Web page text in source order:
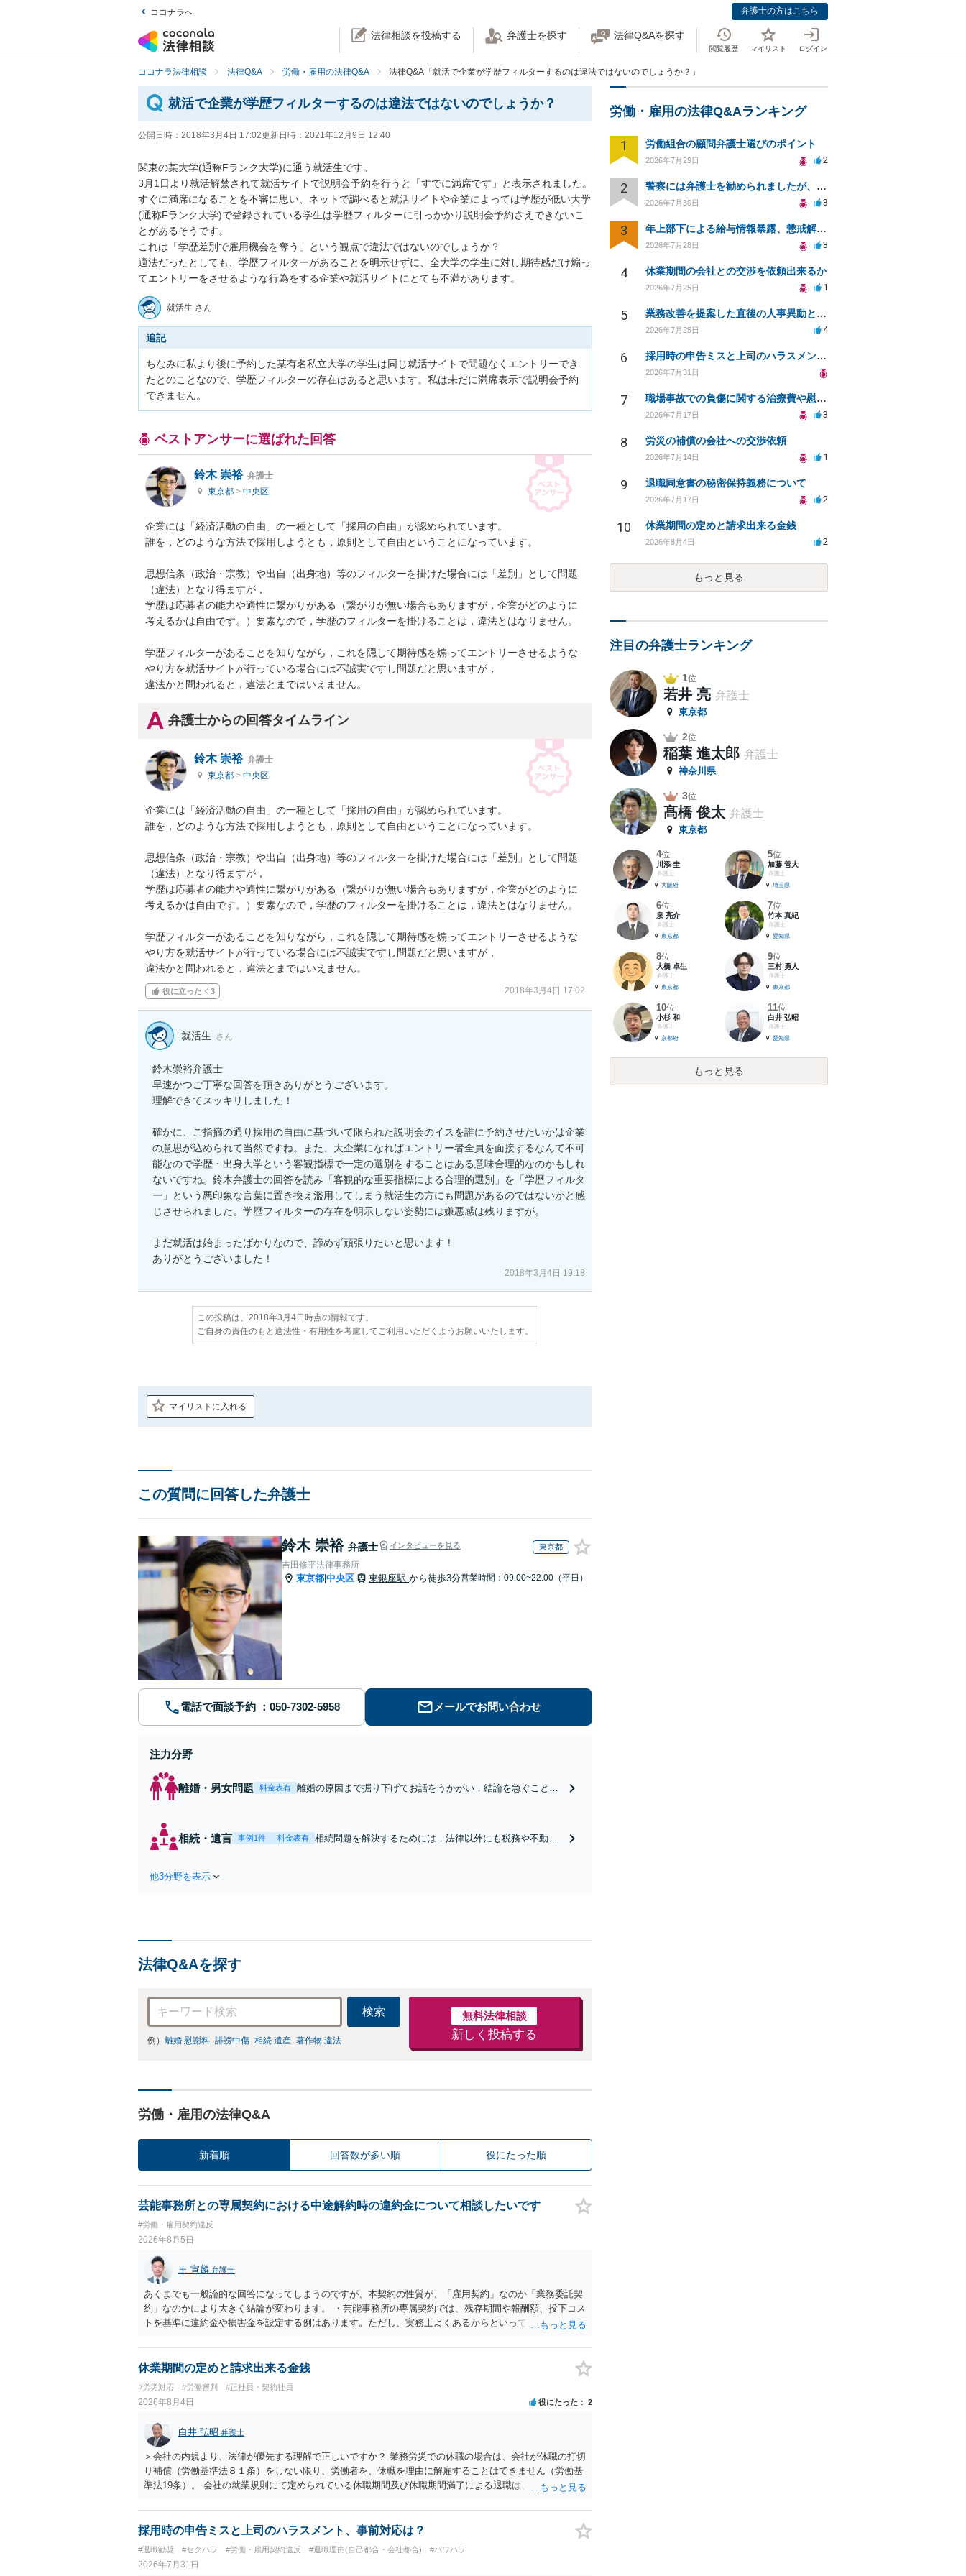
ココナラへ 弁護士の方はこちら
法律相談を投稿する 弁護士を探す 法律Q&Aを探す
閲覧履歴 マイリスト ログイン
ココナラ法律相談 法律Q&A 労働・雇用の法律Q&A 法律Q&A「就活で企業が学歴フィルターするのは違法ではないのでしょうか？」
就活で企業が学歴フィルターするのは違法ではないのでしょうか？
公開日時： 2018年3月4日 17:02更新日時： 2021年12月9日 12:40
関東の某大学(通称Fランク大学)に通う就活生です。
3月1日より就活解禁されて就活サイトで説明会予約を行うと「すでに満席です」と表示されました。
すぐに満席になることを不審に思い、ネットで調べると就活サイトや企業によっては学歴が低い大学
(通称Fランク大学)で登録されている学生は学歴フィルターに引っかかり説明会予約さえできないこ
とがあるそうです。
これは「学歴差別で雇用機会を奪う」という観点で違法ではないのでしょうか？
適法だったとしても、学歴フィルターがあることを明示せずに、全大学の学生に対し期待感だけ煽っ
てエントリーをさせるような行為をする企業や就活サイトにとても不満があります。
就活生 さん
追記
ちなみに私より後に予約した某有名私立大学の学生は同じ就活サイトで問題なくエントリーでき
たとのことなので、学歴フィルターの存在はあると思います。私は未だに満席表示で説明会予約
できません。
ベストアンサーに選ばれた回答
鈴木 崇裕 弁護士
東京都 > 中央区
企業には「経済活動の自由」の一種として「採用の自由」が認められています。
誰を，どのような方法で採用しようとも，原則として自由ということになっています。
思想信条（政治・宗教）や出自（出身地）等のフィルターを掛けた場合には「差別」として問題
（違法）となり得ますが，
学歴は応募者の能力や適性に繋がりがある（繋がりが無い場合もありますが，企業がどのように
考えるかは自由です。）要素なので，学歴のフィルターを掛けることは，違法とはなりません。
学歴フィルターがあることを知りながら，これを隠して期待感を煽ってエントリーさせるような
やり方を就活サイトが行っている場合には不誠実ですし問題だと思いますが，
違法かと問われると，違法とまではいえません。
弁護士からの回答タイムライン
鈴木 崇裕 弁護士
東京都 > 中央区
企業には「経済活動の自由」の一種として「採用の自由」が認められています。
誰を，どのような方法で採用しようとも，原則として自由ということになっています。
思想信条（政治・宗教）や出自（出身地）等のフィルターを掛けた場合には「差別」として問題
（違法）となり得ますが，
学歴は応募者の能力や適性に繋がりがある（繋がりが無い場合もありますが，企業がどのように
考えるかは自由です。）要素なので，学歴のフィルターを掛けることは，違法とはなりません。
学歴フィルターがあることを知りながら，これを隠して期待感を煽ってエントリーさせるような
やり方を就活サイトが行っている場合には不誠実ですし問題だと思いますが，
違法かと問われると，違法とまではいえません。
役に立った 3 2018年3月4日 17:02
就活生 さん
鈴木崇裕弁護士
早速かつご丁寧な回答を頂きありがとうございます。
理解できてスッキリしました！
確かに、ご指摘の通り採用の自由に基づいて限られた説明会のイスを誰に予約させたいかは企業
の意思が込められて当然ですね。また、大企業になればエントリー者全員を面接するなんて不可
能なので学歴・出身大学という客観指標で一定の選別をすることはある意味合理的なのかもしれ
ないですね。鈴木弁護士の回答を読み「客観的な重要指標による合理的選別」を「学歴フィルタ
ー」という悪印象な言葉に置き換え濫用してしまう就活生の方にも問題があるのではないかと感
じさせられました。学歴フィルターの存在を明示しない姿勢には嫌悪感は残りますが。
まだ就活は始まったばかりなので、諦めず頑張りたいと思います！
ありがとうございました！
2018年3月4日 19:18
この投稿は、2018年3月4日時点の情報です。
ご自身の責任のもと適法性・有用性を考慮してご利用いただくようお願いいたします。
マイリストに入れる
この質問に回答した弁護士
鈴木 崇裕 弁護士 インタビューを見る 東京都
吉田修平法律事務所
東京都 中央区 東銀座駅 から徒歩3分営業時間：09:00~22:00（平日）
電話で面談予約 メールでお問い合わせ
注力分野
離婚・男女問題 料金表有
離婚の原因まで掘り下げてお話をうかがい，結論を急ぐことな
相続・遺言 事例1件 料金表有
相続問題を解決するためには，法律以外にも税務や不動産
他3分野を表示
法律Q&Aを探す
検索
例） 離婚 慰謝料 誹謗中傷 相続 遺産 著作物 違法
無料法律相談
新しく投稿する
労働・雇用の法律Q&A
新着順 回答数が多い順 役にたった順
芸能事務所との専属契約における中途解約時の違約金について相談したいです
#労働・雇用契約違反
2026年8月5日
王 宣麟 弁護士
あくまでも一般論的な回答になってしまうのですが、本契約の性質が、「雇用契約」なのか「業務委託契
約」なのかにより大きく結論が変わります。 ・芸能事務所の専属契約では、残存期間や報酬額、投下コス
トを基準に違約金や損害金を設定する例はあります。ただし、実務上よくあるからといって当然に適法と
になるわけではありません。契約が労働契約に近い実態なら労基法16条で無効となる余地があり、そうで
なくても、金額が事務所の損害と比べて過大なら無効や減額が争点になります。 ・契約前の修正交渉は一
ではなく「合理的な実費・未回収費用のみ」に限定する、などが典型です。 ・弁護士に契約前に契約書の
内容をレビューしてもらう価値は十分にあると思われます。 争点は、契約類型が雇用か業務委託か、実態
として労働者性があるか、解除事由が双方にどう定められているか、違約金の算定根拠が合理的か、とい
う複数論点に分かれます。契約前なら、交渉のパワーバランスの問題もありますが、修正余地があるう
え、後から争うよりコストを抑えやすいので、資料等を持参の上弁護士に確認されることをお勧めしま
す。 ・事務所側の解除でも、解除理由によってはタレント側に損害賠償が発生する建付けになっているこ
とはあります。ただし、事務所側が一方的に解除したのにタレントへ違約金を課す設計は、合理性や対価
性を欠くとして争いやすいです。逆に、タレント側の重大な契約違反がある場合は、実損害の範囲で請求
される可能性はあります。
休業期間の定めと請求出来る金銭
#労災対応 #労働審判 #正社員・契約社員
2026年8月4日 役にたった 2
白井 弘昭 弁護士
＞会社の内規より、法律が優先する理解で正しいですか？ 業務労災での休職の場合は、会社が休職の打切
り補償（労働基準法８１条）をしない限り、労働者を、休職を理由に解雇することはできません（労働基
準法19条）。 会社の就業規則にて定められている休職期間及び休職期間満了による退職は、業務労災への
たります。 ＞労災の休業補償と、所得補償保険の保険金とは別に、受け取れる金銭はありますでしょう
か？ 業務労災の場合は、会社の安全配慮義務違反が認められると解されますので、会社の損害賠償責任
と思われます。 また、業務労災での第三者行為傷害（同僚の不注意等による事故）の場合は、当該第三者
の賠償責任も考えられます。 労災で支払われた分は、損害額から控除（損益相殺）されますが、それを超
採用時の申告ミスと上司のハラスメント、事前対応は？
#退職勧奨 #セクハラ #労働・雇用契約違反 #退職理由(自己都合・会社都合) #パワハラ
2026年7月31日
労働・雇用の法律Q&Aランキング
1 労働組合の顧問弁護士選びのポイント
2026年7月29日 2
2 警察には弁護士を勧められましたが、費用対効果で依頼をすることを躊躇しています。
2026年7月30日 3
3 年上部下による給与情報暴露、懲戒解雇は可能ですか？
2026年7月28日 3
4 休業期間の会社との交渉を依頼出来るか
2026年7月25日 1
5 業務改善を提案した直後の人事異動と適応障害について、法的に問題があるか相談したいです。
2026年7月25日 4
6 採用時の申告ミスと上司のハラスメント、事前対応は？
2026年7月31日
7 職場事故での負傷に関する治療費や慰謝料の相談について
2026年7月17日 3
8 労災の補償の会社への交渉依頼
2026年7月14日 1
9 退職同意書の秘密保持義務について
2026年7月17日 2
10 休業期間の定めと請求出来る金銭
2026年8月4日 2
もっと見る
注目の弁護士ランキング
1位
若井 亮 弁護士
東京都
2位
稲葉 進太郎 弁護士
神奈川県
3位
髙橋 俊太 弁護士
東京都
4位
川添 圭
弁護士
大阪府
5位
加藤 善大
弁護士
埼玉県
6位
泉 亮介
弁護士
東京都
7位
竹本 真紀
弁護士
愛知県
8位
大橋 卓生
弁護士
東京都
9位
三村 勇人
弁護士
東京都
10位
小杉 和
弁護士
京都府
11位
白井 弘昭
弁護士
愛知県
もっと見る